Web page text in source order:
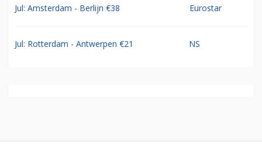
Jul: Amsterdam - Berlijn €38 Eurostar
Jul: Rotterdam - Antwerpen €21 NS